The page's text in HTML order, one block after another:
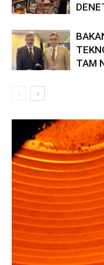
TAM